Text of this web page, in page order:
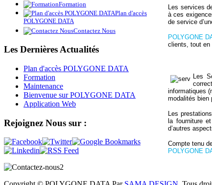
Formation
Plan d'accès
POLYGONE DATA
Contactez Nous
Les Dernières Actualités
Plan d'accès POLYGONE DATA
Formation
Maintenance
Bienvenue sur POLYGONE DATA
Application Web
Rejoignez Nous sur :
Les services
à ces
de service
POLYGONE
clients, tout en
Les
informatiques
modalités bien
Les
la fourniture
d’autres
Compte tenu
POLYGONE